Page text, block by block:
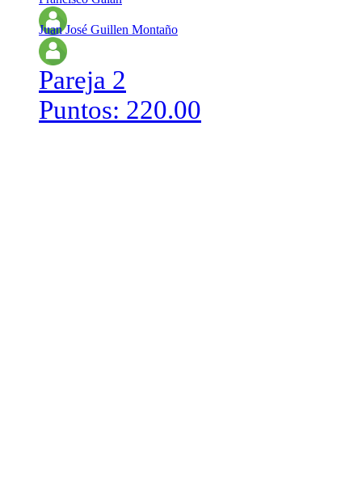
Juan José Guillen Montaño
Pareja 2
Puntos: 220.00